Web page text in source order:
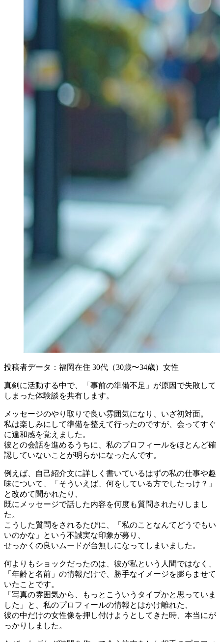
投稿者データ：福岡在住 30代（30歳〜34歳）女性
真剣に活動する中で、「事前の準備不足」が原因で失敗して
しまった体験談を共有します。
メッセージのやり取りで良い雰囲気になり、いざ初対面。
私は楽しみにして準備を整えて行ったのですが、会ってすぐ
に違和感を覚えました。
彼との会話を進めるうちに、私のプロフィールをほとんど確
認していないことが明らかになったんです。
例えば、自己紹介文に詳しく書いているはずの私の仕事や趣
味について、「そういえば、何をしている方でしたっけ？」
と改めて聞かれたり、
既にメッセージで話した内容を何度も質問されたりしまし
た。
こうした質問をされるたびに、「私のことなんてどうでもい
いのかな」という不誠実な印象が募り、
せっかくの良いムードが台無しになってしまいました。
何よりもショックだったのは、彼が私という人間ではなく、
「年齢と名前」の情報だけで、勝手なイメージを膨らませて
いたことです。
「写真の雰囲気から、もっとこういうタイプかと思っていま
した」と、私のプロフィールの情報とはかけ離れた、
彼の中だけの女性像を押し付けようとしてきた時、本当にが
っかりしました。